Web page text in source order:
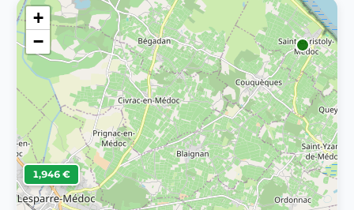
1,946 €
+
−